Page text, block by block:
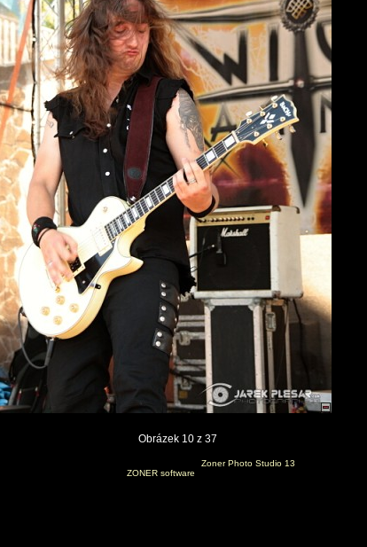
Obrázek 10 z 37
Zoner Photo Studio 13
ZONER software